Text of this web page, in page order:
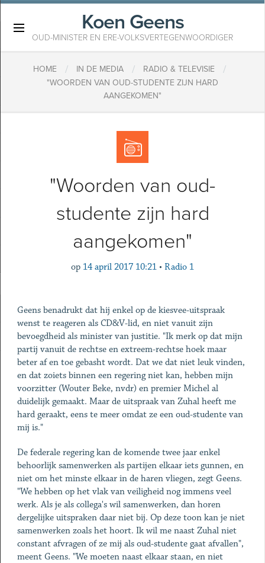
Koen Geens
OUD-MINISTER EN ERE-VOLKSVERTEGENWOORDIGER
HOME / IN DE MEDIA / RADIO & TELEVISIE /
"WOORDEN VAN OUD-STUDENTE ZIJN HARD
AANGEKOMEN"
"Woorden van oud-
studente zijn hard
aangekomen"
op 14 april 2017 10:21 • Radio 1
Geens benadrukt dat hij enkel op de kiesvee-uitspraak
wenst te reageren als CD&V-lid, en niet vanuit zijn
bevoegdheid als minister van justitie. "Ik merk op dat mijn
partij vanuit de rechtse en extreem-rechtse hoek maar
beter af en toe gebasht wordt. Dat we dat niet leuk vinden,
en dat zoiets binnen een regering niet kan, hebben mijn
voorzitter (Wouter Beke, nvdr) en premier Michel al
duidelijk gemaakt. Maar de uitspraak van Zuhal heeft me
hard geraakt, eens te meer omdat ze een oud-studente van
mij is."
De federale regering kan de komende twee jaar enkel
behoorlijk samenwerken als partijen elkaar iets gunnen, en
niet om het minste elkaar in de haren vliegen, zegt Geens.
"We hebben op het vlak van veiligheid nog immens veel
werk. Als je als collega's wil samenwerken, dan horen
dergelijke uitspraken daar niet bij. Op deze toon kan je niet
samenwerken zoals het hoort. Ik wil me naast Zuhal niet
constant afvragen of ze mij als oud-studente gaat afvallen",
meent Geens. "We moeten naast elkaar staan, en niet